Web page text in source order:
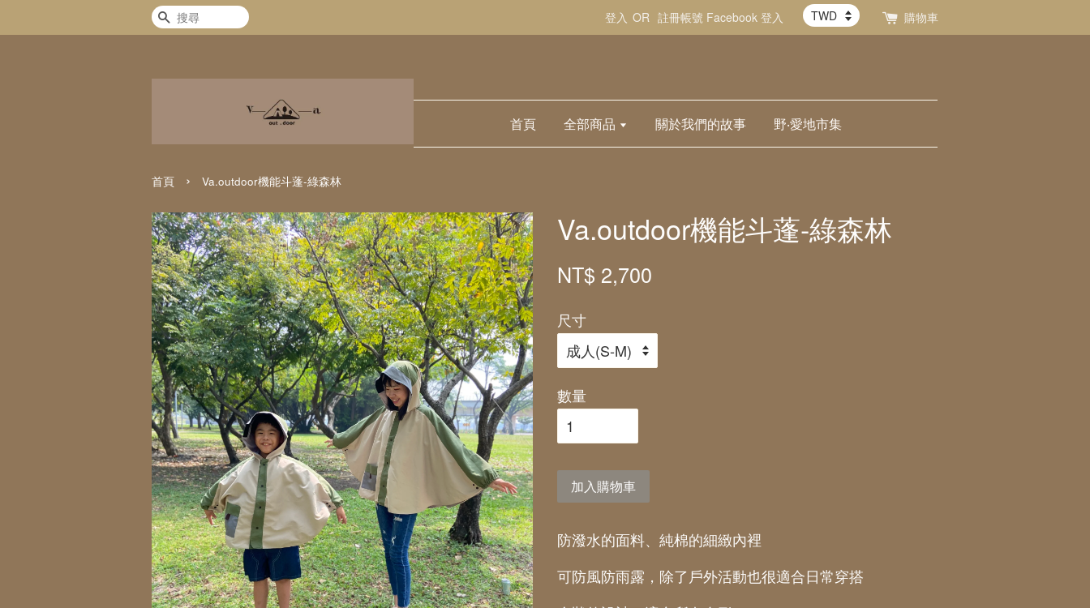
搜尋 登入 OR 註冊帳號 Facebook 登入 購物車
首頁 全部商品 關於我們的故事 野‧愛地市集
首頁 › Va.outdoor機能斗蓬-綠森林
Va.outdoor機能斗蓬-綠森林
NT$ 2,700
尺寸
數量
加入購物車
防潑水的面料、純棉的細緻內裡
可防風防雨露，除了戶外活動也很適合日常穿搭